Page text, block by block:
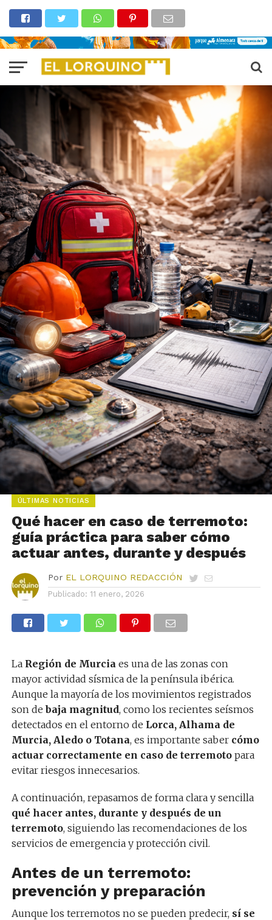
ÚLTIMAS NOTICIAS
Qué hacer en caso de terremoto:
guía práctica para saber cómo
actuar antes, durante y después
Por EL LORQUINO REDACCIÓN
Publicado: 11 enero, 2026
La Región de Murcia es una de las zonas con
mayor actividad sísmica de la península ibérica.
Aunque la mayoría de los movimientos registrados
son debaja magnitud, como los recientes seísmos
detectados en el entorno de Lorca, Alhama de
Murcia, Aledo o Totana, es importante saber cómo
actuar correctamente en caso de terremotopara
evitar riesgos innecesarios.
A continuación, repasamos de forma clara y sencilla
qué hacer antes, durante y después de un
terremoto, siguiendo las recomendaciones de los
servicios de emergencia y protección civil.
Antes de un terremoto:
prevención y preparación
Aunque los terremotos no se pueden predecir, sí se